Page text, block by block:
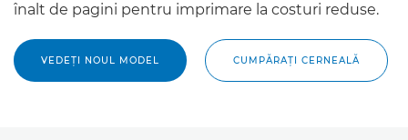
înalt de pagini pentru imprimare la costuri reduse.
VEDEŢI NOUL MODEL CUMPĂRAŢI CERNEALĂ